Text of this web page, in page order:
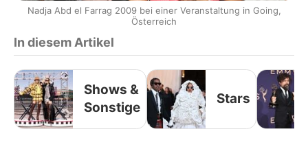
Nadja Abd el Farrag 2009 bei einer Veranstaltung in Going,
Österreich
In diesem Artikel
Shows &
Sonstige
Stars